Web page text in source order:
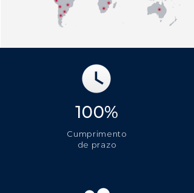
100%
Cumprimento
de prazo